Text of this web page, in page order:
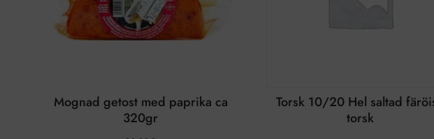
Mognad getost med paprika ca
320gr
Torsk 10/20 Hel saltad
torsk